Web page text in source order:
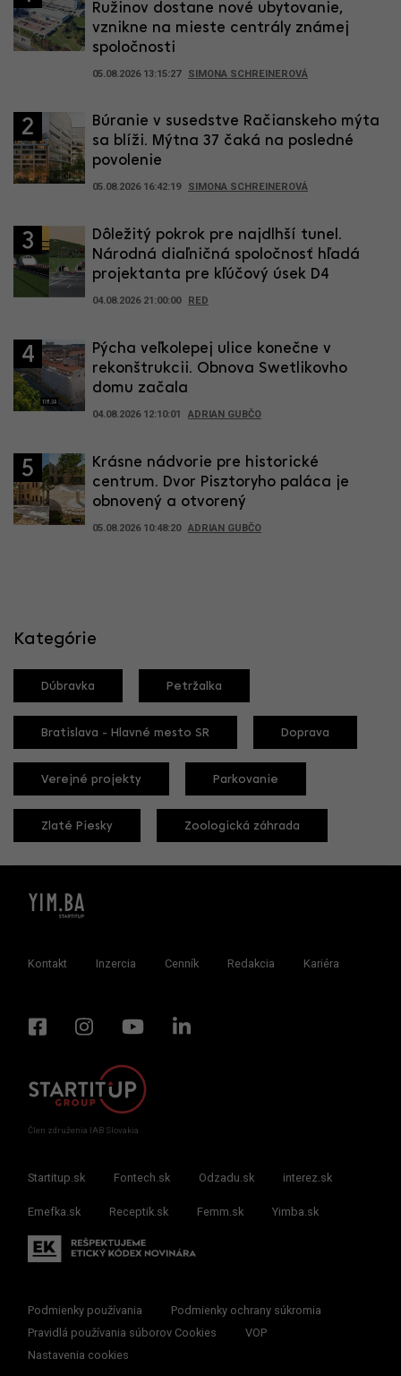
Ružinov dostane nové ubytovanie,
vznikne na mieste centrály známej
spoločnosti
05.08.2026 13:15:27 SIMONA SCHREINEROVÁ
2
Búranie v susedstve Račianskeho mýta
sa blíži. Mýtna 37 čaká na posledné
povolenie
05.08.2026 16:42:19 SIMONA SCHREINEROVÁ
3
Dôležitý pokrok pre najdlhší tunel.
Národná diaľničná spoločnosť hľadá
projektanta pre kľúčový úsek D4
04.08.2026 21:00:00 RED
4
Pýcha veľkolepej ulice konečne v
rekonštrukcii. Obnova Swetlikovho
domu začala
04.08.2026 12:10:01 ADRIAN GUBČO
5
Krásne nádvorie pre historické
centrum. Dvor Pisztoryho paláca je
obnovený a otvorený
05.08.2026 10:48:20 ADRIAN GUBČO
Kategórie
Dúbravka Petržalka
Bratislava - Hlavné mesto SR Doprava
Verejné projekty Parkovanie
Zlaté Piesky Zoologická záhrada
Kontakt Inzercia Cenník Redakcia Kariéra
Člen združenia IAB Slovakia
Startitup.sk Fontech.sk Odzadu.sk interez.sk
Emefka.sk Receptik.sk Femm.sk Yimba.sk
Podmienky používania
Podmienky ochrany súkromia
Pravidlá používania súborov Cookies
VOP
Nastavenia cookies